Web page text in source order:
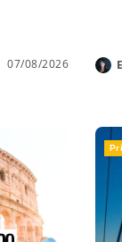
07/08/2026